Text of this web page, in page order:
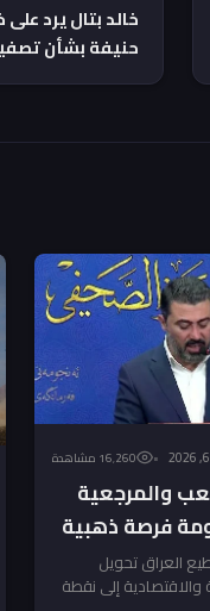
خالد بتال يرد
حنيفة بشأن
16٬260 مشاهدة
والمرجعية
فرصة ذهبية
– النائب
العراق تحويل
والاقتصادية إلى نقطة